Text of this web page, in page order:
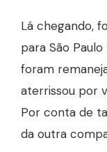
Lá chegando,
para São
foram
aterrissou por
Por conta de
da outra